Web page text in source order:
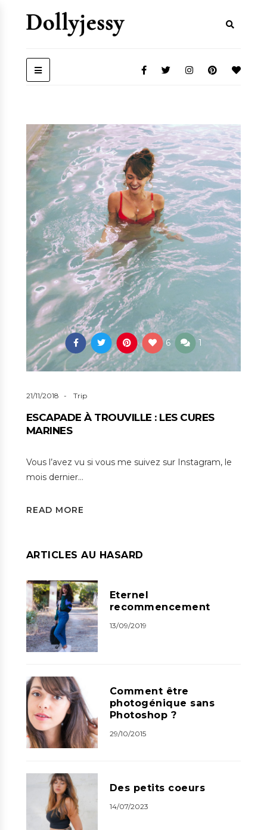
6 1
21/11/2018 Trip
ESCAPADE À TROUVILLE : LES CURES
MARINES
Vous l’avez vu si vous me suivez sur Instagram, le
mois dernier…
READ MORE
ARTICLES AU HASARD
Eternel
recommencement
13/09/2019
Comment être
photogénique sans
Photoshop ?
29/10/2015
Des petits coeurs
14/07/2023